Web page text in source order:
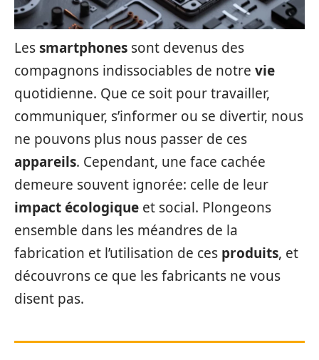
Lessmartphones sont devenus des
compagnons indissociables de notre vie
quotidienne. Que ce soit pour travailler,
communiquer, s’informer ou se divertir, nous
ne pouvons plus nous passer de ces
appareils. Cependant, une face cachée
demeure souvent ignorée: celle de leur
impact écologique et social. Plongeons
ensemble dans les méandres de la
fabrication et l’utilisation de ces produits, et
découvrons ce que les fabricants ne vous
disent pas.